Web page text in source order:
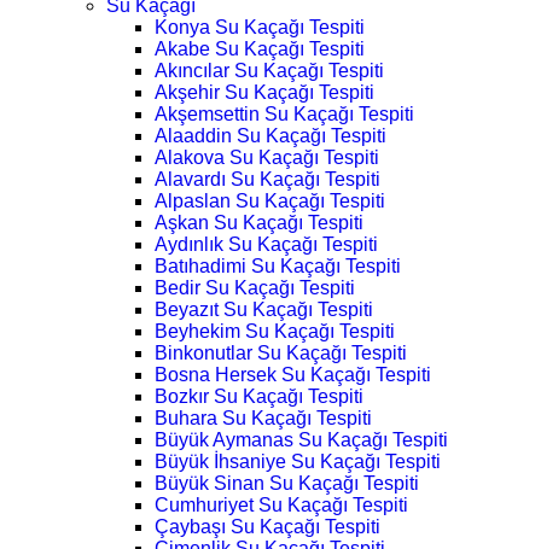
Su Kaçağı
Konya Su Kaçağı Tespiti
Akabe Su Kaçağı Tespiti
Akıncılar Su Kaçağı Tespiti
Akşehir Su Kaçağı Tespiti
Akşemsettin Su Kaçağı Tespiti
Alaaddin Su Kaçağı Tespiti
Alakova Su Kaçağı Tespiti
Alavardı Su Kaçağı Tespiti
Alpaslan Su Kaçağı Tespiti
Aşkan Su Kaçağı Tespiti
Aydınlık Su Kaçağı Tespiti
Batıhadimi Su Kaçağı Tespiti
Bedir Su Kaçağı Tespiti
Beyazıt Su Kaçağı Tespiti
Beyhekim Su Kaçağı Tespiti
Binkonutlar Su Kaçağı Tespiti
Bosna Hersek Su Kaçağı Tespiti
Bozkır Su Kaçağı Tespiti
Buhara Su Kaçağı Tespiti
Büyük Aymanas Su Kaçağı Tespiti
Büyük İhsaniye Su Kaçağı Tespiti
Büyük Sinan Su Kaçağı Tespiti
Cumhuriyet Su Kaçağı Tespiti
Çaybaşı Su Kaçağı Tespiti